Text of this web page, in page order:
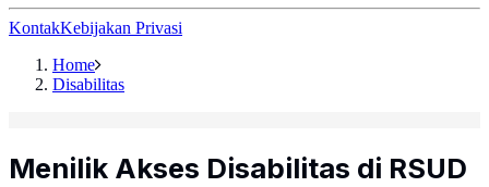
KontakKebijakan Privasi
Home
Disabilitas
Menilik Akses Disabilitas di RSUD